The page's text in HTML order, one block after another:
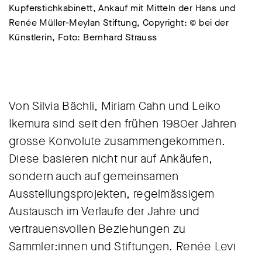
Kupferstichkabinett, Ankauf mit Mitteln der Hans und
Renée Müller-Meylan Stiftung, Copyright: © bei der
Künstlerin, Foto: Bernhard Strauss
Von Silvia Bächli, Miriam Cahn und Leiko
Ikemura sind seit den frühen 1980er Jahren
grosse Konvolute zusammengekommen.
Diese basieren nicht nur auf Ankäufen,
sondern auch auf gemeinsamen
Ausstellungsprojekten, regelmässigem
Austausch im Verlaufe der Jahre und
vertrauensvollen Beziehungen zu
Sammler:innen und Stiftungen. Renée Levi